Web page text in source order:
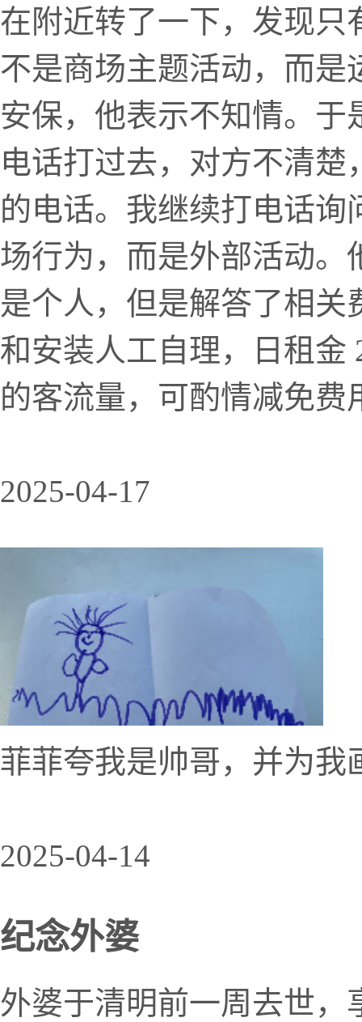
在附近转了一下，发现只
不是商场主题活动，而
安保，他表示不知情。
电话打过去，对方不清
的电话。我继续打电话
场行为，而是外部活动。
是个人，但是解答了相
和安装人工自理，日租金
的客流量，可酌情减免费
2025-04-17
菲菲夸我是帅哥，并为我
2025-04-14
纪念外婆
外婆于清明前一周去世，